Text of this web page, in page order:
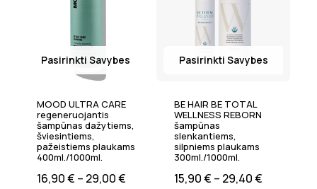
Pasirinkti Savybes
MOOD ULTRA CARE
regeneruojantis
šampūnas dažytiems,
šviesintiems,
pažeistiems plaukams
400ml./1000ml.
16,90€ – 29,00€
Pasirinkti Savybes
BE HAIR BE TOTAL
WELLNESS REBORN
šampūnas
slenkantiems,
silpniems plaukams
300ml./1000ml.
15,90€ – 29,40€